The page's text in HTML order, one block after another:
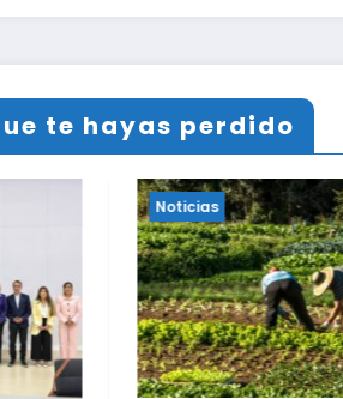
te hayas perdido
Noticias